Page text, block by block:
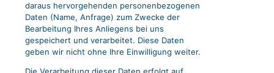
daraus hervorgehenden personenbezogenen
Daten (Name, Anfrage) zum Zwecke der
Bearbeitung Ihres Anliegens bei uns
gespeichert und verarbeitet. Diese Daten
geben wir nicht ohne Ihre Einwilligung weiter.